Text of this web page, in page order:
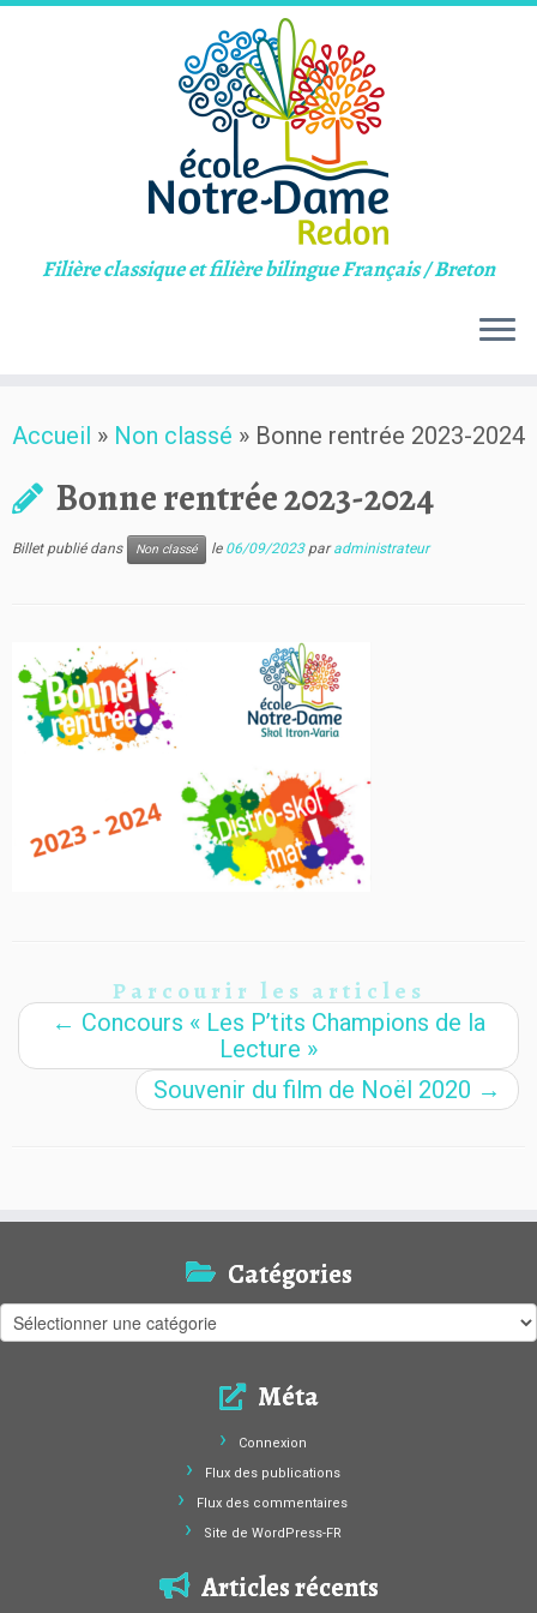
to
content
Filière classique et filière bilingue Français / Breton
Accueil » Non classé » Bonne rentrée 2023-2024
Bonne rentrée 2023-2024
Billet publié dans Non classé le 06/09/2023 paradministrateur
Parcourir les articles
← Concours « Les P’tits Champions de la
Lecture »
Souvenir du film de Noël 2020 →
Catégories
Catégories
Méta
Connexion
Flux des publications
Flux des commentaires
Site de WordPress-FR
Articles récents